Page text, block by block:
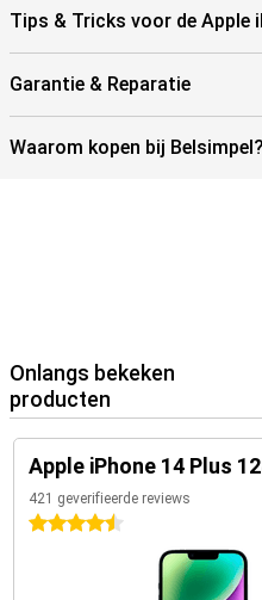
ziet. Wacht tot de afteltimer
drukt.
Tips & Tricks voor de Apple
Garantie & Reparatie
Waarom kopen bij Belsimpel?
Onlangs bekeken
producten
Apple iPhone 14 Plus
421 geverifieerde reviews
4.5 sterren